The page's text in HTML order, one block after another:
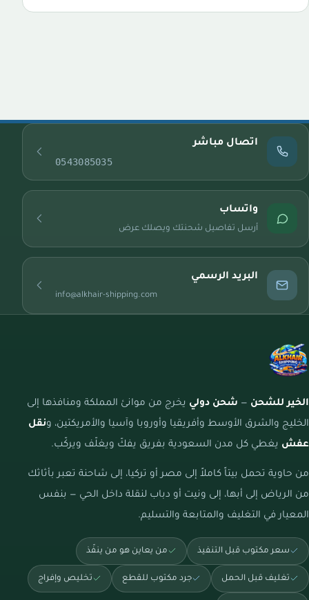
اتصال مباشر
0543085035
واتساب
أرسل تفاصيل شحنتك ويصلك عرض
البريد الرسمي
info@alkhair-shipping.com
الخير للشحن — شحن دولي يخرج من موانئ المملكة ومنافذها إلى
الخليج والشرق الأوسط وأفريقيا وأوروبا وآسيا والأمريكتين، ونقل
عفش يغطي كل مدن السعودية بفريق يفكّ ويغلّف ويركّب.
من حاوية تحمل بيتاً كاملاً إلى مصر أو تركيا، إلى شاحنة تعبر بأثاثك
من الرياض إلى أبها، إلى ونيت أو دباب لنقلة داخل الحي — بنفس
المعيار في التغليف والمتابعة والتسليم.
سعر مكتوب قبل التنفيذ من يعاين هو من ينفّذ
تغليف قبل الحمل جرد مكتوب للقطع تخليص وإفراج